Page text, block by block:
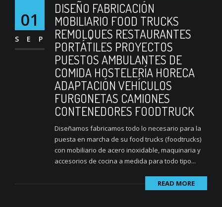
01
SEP
DISEÑO FABRICACIÓN
MOBILIARIO FOOD TRUCKS
REMOLQUES RESTAURANTES
PORTÁTILES PROYECTOS
PUESTOS AMBULANTES DE
COMIDA HOSTELERÍA HORECA
ADAPTACIÓN VEHÍCULOS
FURGONETAS CAMIONES
CONTENEDORES FOODTRUCK
Diseñamos fabricamos todo lo necesario para la
puesta en marcha de su food trucks (foodtrucks)
con mobiliario de acero inoxidable, maquinaria y
accesorios de cocina a medida para todo tipo...
READ MORE